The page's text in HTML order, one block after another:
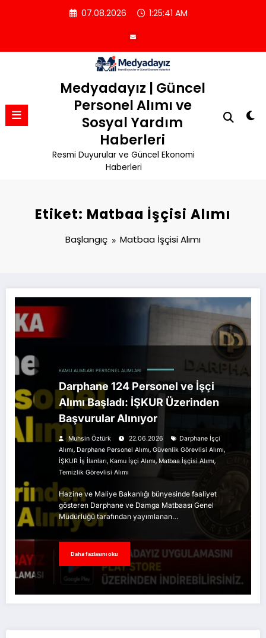
07.08.2026 1:25:42 AM
Medyadayız | Güncel
Personel Alımı ve
Sosyal Yardım
Haberleri
Resmi Duyurular ve Güncel Ekonomi
Haberleri
Etiket: Matbaa İşçisi Alımı
Başlangıç Matbaa İşçisi Alımı
KAMU ALIMLARI PERSONEL ALIMLARI
Darphane 124 Personel ve İşçi
Alımı Başladı: İŞKUR Üzerinden
Başvurular Alınıyor
Muhsin Öztürk 22.06.2026
Darphane İşçi
Alımı, Darphane Personel Alımı, Güvenlik Görevlisi Alımı,
İŞKUR İş İlanları, Kamu İşçi Alımı, Matbaa İşçisi Alımı,
Temizlik Görevlisi Alımı
Hazine ve Maliye Bakanlığı bünyesinde faaliyet
gösteren Darphane ve Damga Matbaası Genel
Müdürlüğü tarafından yayımlanan…
Daha fazlasını oku